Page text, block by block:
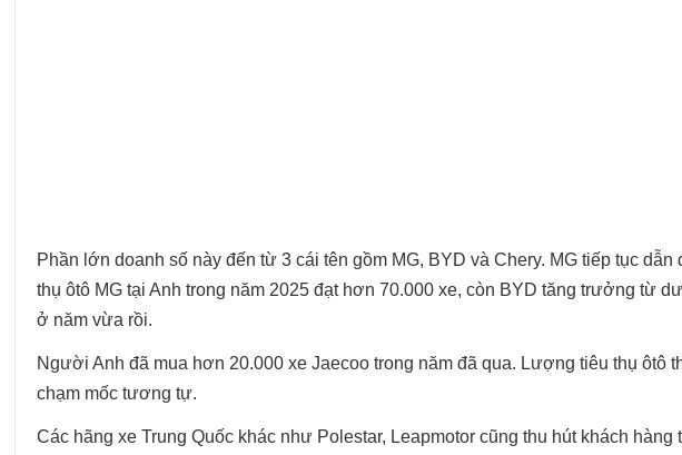
Phần lớn doanh số này đến từ 3 cái tên gồm MG, BYD và Chery. MG tiếp tục
thụ ôtô MG tại Anh trong năm 2025 đạt hơn 70.000 xe, còn BYD tăng trưởng từ
ở năm vừa rồi.
Người Anh đã mua hơn 20.000 xe Jaecoo trong năm đã qua. Lượng tiêu thụ
chạm mốc tương tự.
Các hãng xe Trung Quốc khác như Polestar, Leapmotor cũng thu hút khách